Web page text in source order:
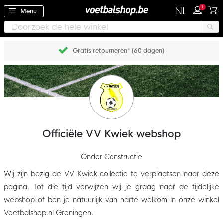
Menu NL 1
Gratis retourneren* (60 dagen)
Officiële VV Kwiek webshop
Onder Constructie
Wij zijn bezig de VV Kwiek collectie te verplaatsen naar deze
pagina. Tot die tijd verwijzen wij je graag naar de tijdelijke
webshop of ben je natuurlijk van harte welkom in onze winkel
Voetbalshop.nl Groningen.